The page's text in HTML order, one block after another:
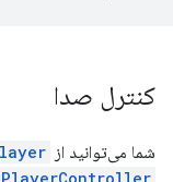
کنترل صدا
شما می‌توانید از